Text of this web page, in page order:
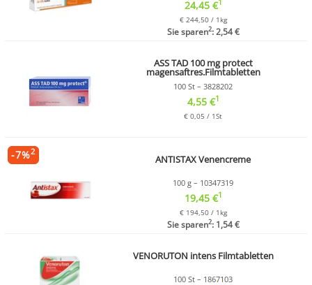
24,45 €1
€ 244,50 / 1kg
Sie sparen2: 2,54 €
ASS TAD 100 mg protect
magensaftres.Filmtabletten
100 St – 3828202
4,55 €1
€ 0,05 / 1St
ANTISTAX Venencreme
100 g – 10347319
19,45 €1
€ 194,50 / 1kg
Sie sparen2: 1,54 €
-7%2
VENORUTON intens Filmtabletten
100 St – 1867103